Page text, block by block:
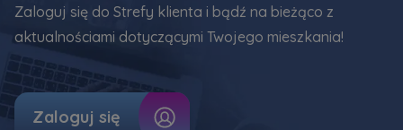
uzasadnionych interesów realizowanych przez
Administratora.
także udostępniane
Twoje dane są współadministrowane przez
Zaloguj się do Strefy klienta i bądź na bieżąco z
aktualnościami dotyczącymi Twojego mieszkania!
Zaloguj się